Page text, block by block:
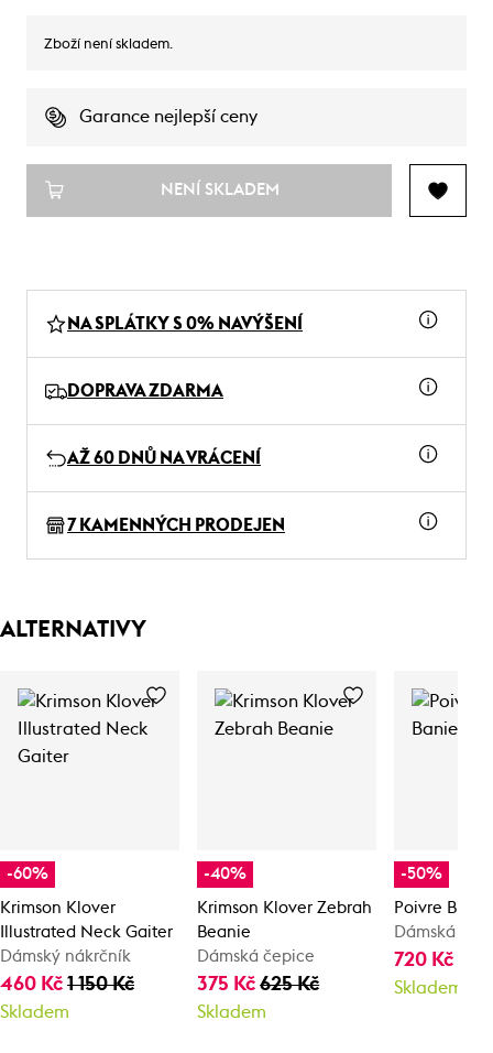
Zboží není skladem.
Garance nejlepší ceny
NENÍ SKLADEM
NA SPLÁTKY S 0% NAVÝŠENÍ
DOPRAVA ZDARMA
AŽ 60 DNŮ NA VRÁCENÍ
7 KAMENNÝCH PRODEJEN
ALTERNATIVY
-60%
Krimson Klover
Illustrated Neck Gaiter
Dámský nákrčník
460 Kč 1 150 Kč
Skladem
-40%
Krimson Klover Zebrah
Beanie
Dámská čepice
375 Kč625 Kč
Skladem
-50%
Poivre
Dámská
720 Kč
Skladem